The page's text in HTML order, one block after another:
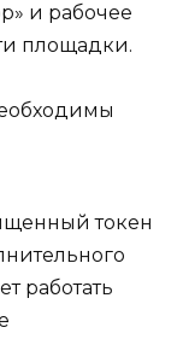
и рабочее
площадки.
токен
работать